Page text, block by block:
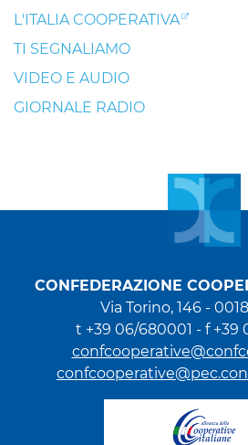
L'ITALIA COOPERATIVA
TI SEGNALIAMO
VIDEO E AUDIO
GIORNALE RADIO
CONFEDERAZIONE
Via Torino, 146 -
t +39 06/680001 - f +39